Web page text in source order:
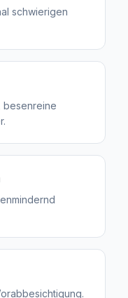
schwierigen
besenreine